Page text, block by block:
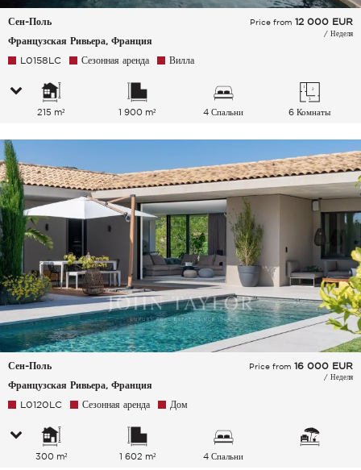
Сен-Поль
Французская Ривьера, Франция
Price from 12 000 EUR
/ Неделя
L0158LC Сезонная аренда Вилла
215 m² 1 900 m² 4 Спальни 6 Комнаты
Сен-Поль
Французская Ривьера, Франция
Price from 16 000 EUR
/ Неделя
L0120LC Сезонная аренда Дом
300 m² 1 602 m² 4 Спальни